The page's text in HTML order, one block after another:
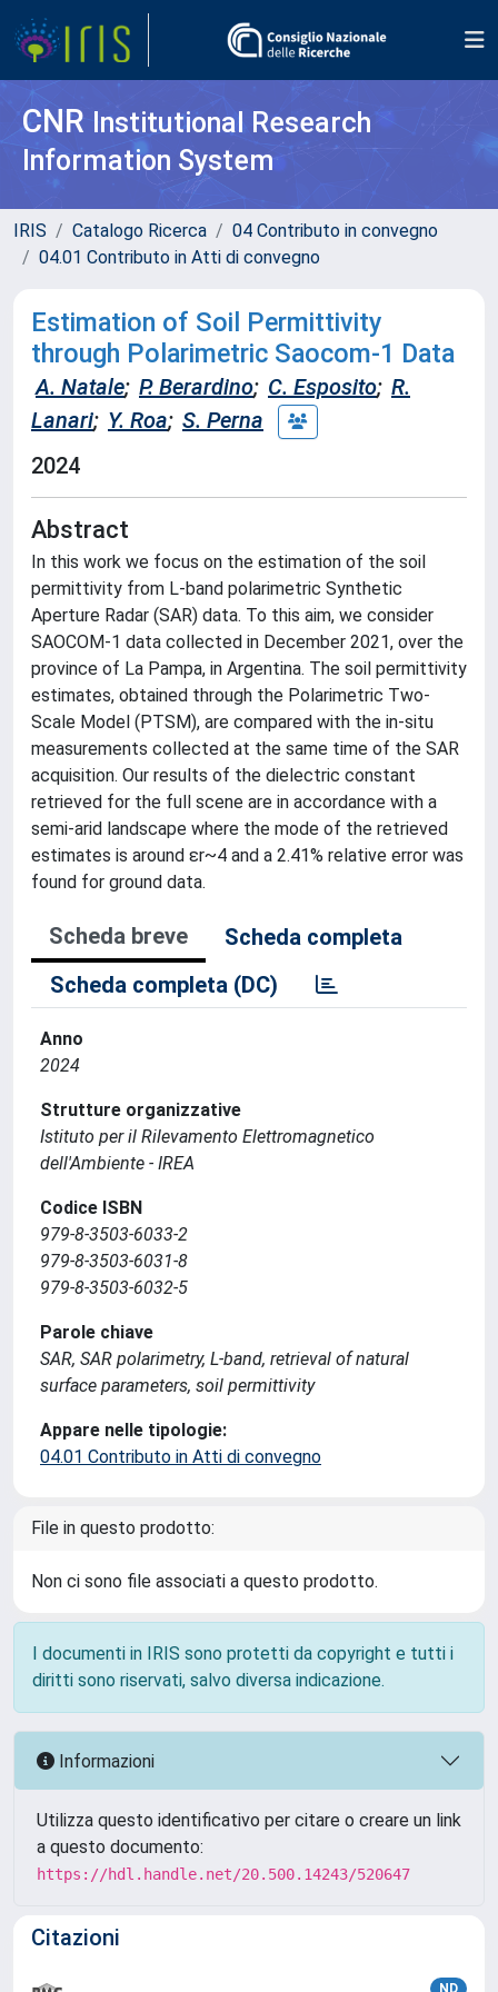
CNR Institutional Research
Information System
IRIS Catalogo Ricerca
04 Contributo in convegno
04.01 Contributo in Atti di convegno
Estimation of Soil Permittivity
through Polarimetric Saocom-1 Data
A. Natale; P. Berardino; C. Esposito; R.
Lanari; Y. Roa; S. Perna
2024
Abstract
In this work we focus on the estimation of the soil
permittivity from L-band polarimetric Synthetic
Aperture Radar (SAR) data. To this aim, we consider
SAOCOM-1 data collected in December 2021, over the
province of La Pampa, in Argentina. The soil permittivity
estimates, obtained through the Polarimetric Two-
Scale Model (PTSM), are compared with the in-situ
measurements collected at the same time of the SAR
acquisition. Our results of the dielectric constant
retrieved for the full scene are in accordance with a
semi-arid landscape where the mode of the retrieved
estimates is around εr~4 and a 2.41% relative error was
found for ground data.
Scheda breve
Scheda completa
Scheda completa (DC)
Anno
2024
Strutture organizzative
Istituto per il Rilevamento Elettromagnetico
dell'Ambiente - IREA
Codice ISBN
979-8-3503-6033-2
979-8-3503-6031-8
979-8-3503-6032-5
Parole chiave
SAR, SAR polarimetry, L-band, retrieval of natural
surface parameters, soil permittivity
Appare nelle tipologie:
04.01 Contributo in Atti di convegno
File in questo prodotto:
Non ci sono file associati a questo prodotto.
I documenti in IRIS sono protetti da copyright e tutti i
diritti sono riservati, salvo diversa indicazione.
Informazioni
Utilizza questo identificativo per citare o creare un link
a questo documento:
https://hdl.handle.net/20.500.14243/520647
Citazioni
ND